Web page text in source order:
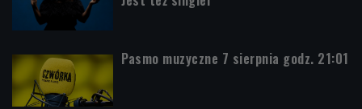
Pasmo muzyczne 7 sierpnia godz. 21:01